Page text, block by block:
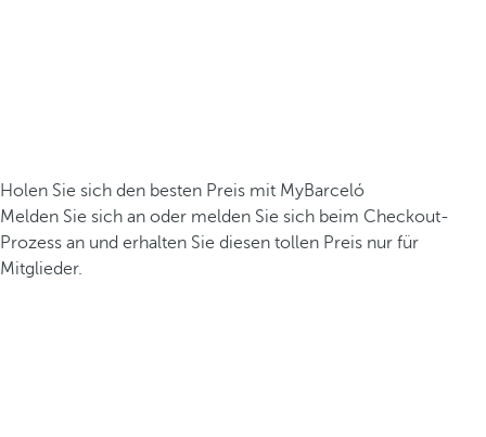
Holen Sie sich den besten Preis mit MyBarceló
Melden Sie sich an oder melden Sie sich beim Checkout-
Prozess an und erhalten Sie diesen tollen Preis nur für
Mitglieder.